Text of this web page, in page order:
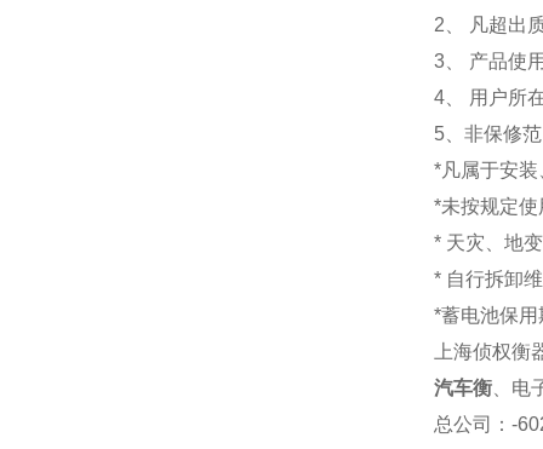
2、 凡超出
3、 产品使
4、 用户所
5、非保修
*凡属于安
*未按规定
* 天灾、地
* 自行拆卸
*蓄电池保用
上海侦权
汽车衡 、
总公司
：-